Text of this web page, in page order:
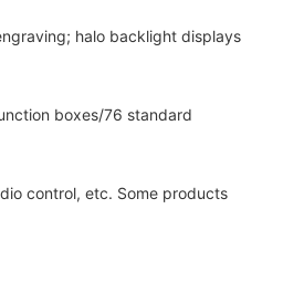
halo backlight displays
boxes/76 standard
control, etc. Some products